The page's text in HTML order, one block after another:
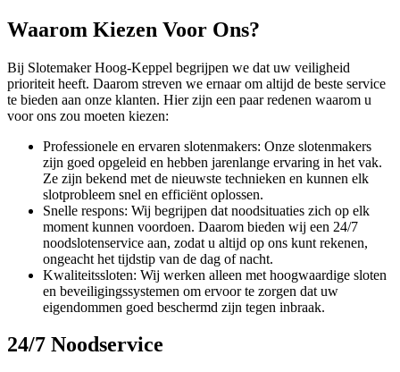
Waarom Kiezen Voor Ons?
Bij Slotemaker Hoog-Keppel begrijpen we dat uw veiligheid
prioriteit heeft. Daarom streven we ernaar om altijd de beste service
te bieden aan onze klanten. Hier zijn een paar redenen waarom u
voor ons zou moeten kiezen:
Professionele en ervaren slotenmakers: Onze slotenmakers
zijn goed opgeleid en hebben jarenlange ervaring in het vak.
Ze zijn bekend met de nieuwste technieken en kunnen elk
slotprobleem snel en efficiënt oplossen.
Snelle respons: Wij begrijpen dat noodsituaties zich op elk
moment kunnen voordoen. Daarom bieden wij een 24/7
noodslotenservice aan, zodat u altijd op ons kunt rekenen,
ongeacht het tijdstip van de dag of nacht.
Kwaliteitssloten: Wij werken alleen met hoogwaardige sloten
en beveiligingssystemen om ervoor te zorgen dat uw
eigendommen goed beschermd zijn tegen inbraak.
24/7 Noodservice